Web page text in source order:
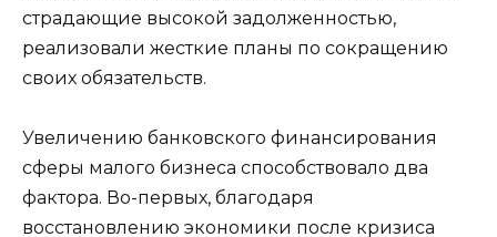
страдающие высокой задолженностью,
реализовали жесткие планы по сокращению
своих обязательств.
Увеличению банковского финансирования
сферы малого бизнеса способствовало два
фактора. Во-первых, благодаря
восстановлению экономики после кризиса